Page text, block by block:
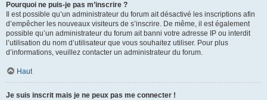
Pourquoi ne puis-je pas m’inscrire ?
Il est possible qu’un administrateur du forum ait désactivé les inscriptions afin
d’empêcher les nouveaux visiteurs de s’inscrire. De même, il est également
possible qu’un administrateur du forum ait banni votre adresse IP ou interdit
l’utilisation du nom d’utilisateur que vous souhaitez utiliser. Pour plus
d’informations, veuillez contacter un administrateur du forum.
Haut
Je suis inscrit mais je ne peux pas me connecter !